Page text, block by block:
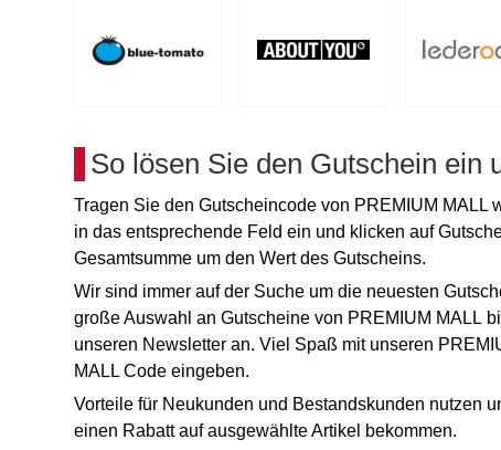
So lösen Sie den Gutschein ein
Tragen Sie den Gutscheincode von PREMIUM
in das entsprechende Feld ein und klicken auf
Gesamtsumme um den Wert des Gutscheins.
Wir sind immer auf der Suche um die neuesten
große Auswahl an Gutscheine von PREMIUM MALL
unseren Newsletter an. Viel Spaß mit unseren
MALL Code eingeben.
Vorteile für Neukunden und Bestandskunden nutzen
einen Rabatt auf ausgewählte Artikel bekommen.